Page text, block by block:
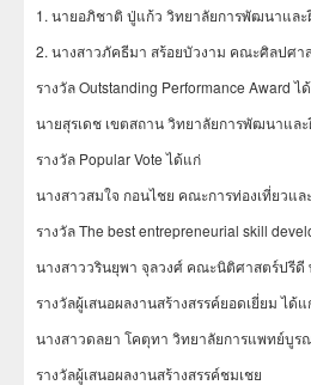
1. นายอภิชาติ ปู่แก้ว วิทยาลัยการพัฒนาแล
2. นางสาวภัคธีมา สร้อยบัวงาม คณะศิลปศา
รางวัล Outstanding Performance Award ไ
นายสุรเดช เขตสถาน วิทยาลัยการพัฒนาแล
รางวัล Popular Vote ได้แก่
นางสาวสมใจ กอนไชย คณะการท่องเที่ยวแล
รางวัล The best entrepreneurial skill
นางสาววรินยุพา จุลวงศ์ คณะนิติศาสตร์ปรีดี
รางวัลผู้เสนอผลงานสร้างสรรค์ยอดเยี่ยม ได้แ
นางสาวดลยา โคตุทา วิทยาลัยการแพทย์บูร
รางวัลผู้เสนอผลงานสร้างสรรค์ชมเชย